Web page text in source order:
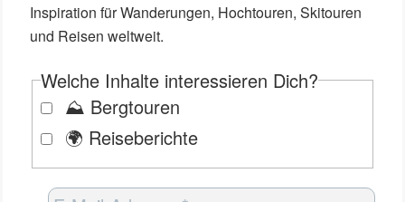
Inspiration für Wanderungen, Hochtouren, Skitouren
und Reisen weltweit.
Welche Inhalte interessieren Dich?
⛰️ Bergtouren
🌍 Reiseberichte